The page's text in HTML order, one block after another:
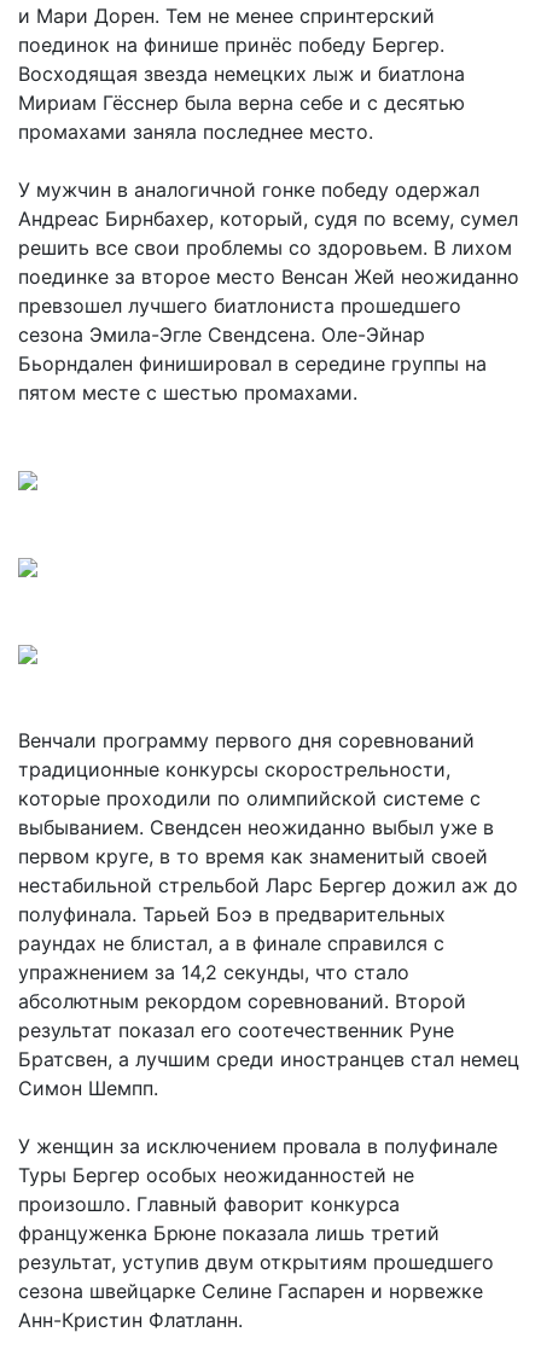
и Мари Дорен. Тем не менее спринтерский
поединок на финише принёс победу Бергер.
Восходящая звезда немецких лыж и биатлона
Мириам Гёсснер была верна себе и с десятью
промахами заняла последнее место.
У мужчин в аналогичной гонке победу одержал
Андреас Бирнбахер, который, судя по всему, сумел
решить все свои проблемы со здоровьем. В лихом
поединке за второе место Венсан Жей неожиданно
превзошел лучшего биатлониста прошедшего
сезона Эмила-Эгле Свендсена. Оле-Эйнар
Бьорндален финишировал в середине группы на
пятом месте с шестью промахами.
Венчали программу первого дня соревнований
традиционные конкурсы скорострельности,
которые проходили по олимпийской системе с
выбыванием. Свендсен неожиданно выбыл уже в
первом круге, в то время как знаменитый своей
нестабильной стрельбой Ларс Бергер дожил аж до
полуфинала. Тарьей Боэ в предварительных
раундах не блистал, а в финале справился с
упражнением за 14,2 секунды, что стало
абсолютным рекордом соревнований. Второй
результат показал его соотечественник Руне
Братсвен, а лучшим среди иностранцев стал немец
Симон Шемпп.
У женщин за исключением провала в полуфинале
Туры Бергер особых неожиданностей не
произошло. Главный фаворит конкурса
француженка Брюне показала лишь третий
результат, уступив двум открытиям прошедшего
сезона швейцарке Селине Гаспарен и норвежке
Анн-Кристин Флатланн.